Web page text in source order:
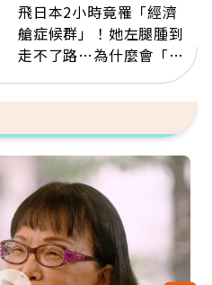
飛日本2小時竟罹「經濟
艙症候群」！她左腿腫到
走不了路…為什麼會「靜
脈血栓」？醫示警7種人
注意